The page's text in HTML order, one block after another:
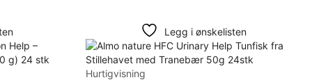
Legg i ønskelisten
Hurtigvisning